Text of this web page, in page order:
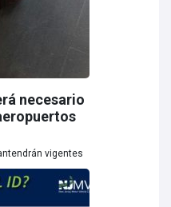
necesario
vigentes